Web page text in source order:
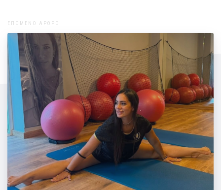
ΕΠΟΜΕΝΟ ΑΡΘΡΟ
Ασκήσεις για Όλο το Σώμα στο Σπίτι: Το